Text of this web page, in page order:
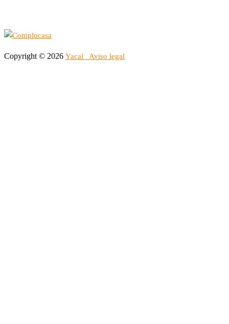
Copyright © 2026 Yacal Aviso legal